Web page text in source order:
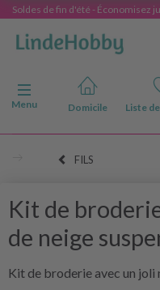
Soldes de fin d'été - Économisez
Basculer la navigation
Menu
Domicile Liste
FILS
Kit de
de neige
Kit de broderie avec un joli